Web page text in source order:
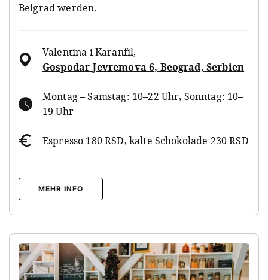
Belgrad werden.
Valentina i Karanfil,
Gospodar-Jevremova 6, Beograd, Serbien
Montag – Samstag: 10–22 Uhr, Sonntag: 10–
19 Uhr
Espresso 180 RSD, kalte Schokolade 230 RSD
MEHR INFO